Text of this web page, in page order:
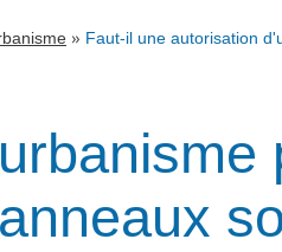
» Faut-il une autorisation